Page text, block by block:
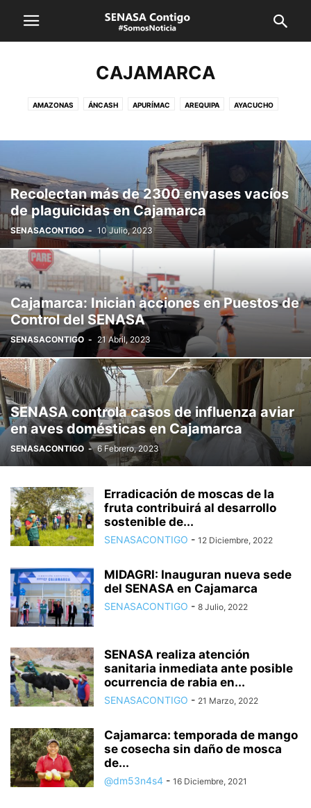
CAJAMARCA
AMAZONAS ÁNCASH APURÍMAC AREQUIPA AYACUCHO
LA LIBERTAD LAMBAYEQUE LIMA CALLAO LORETO
MOQUEGUA PASCO
SAN MARTÍN TACNA TUMBES VRAEM
Recolectan más de 2300 envases vacíos
de plaguicidas en Cajamarca
SENASACONTIGO - 10 Julio, 2023
Cajamarca: Inician acciones en Puestos de
Control del SENASA
SENASACONTIGO - 21 Abril, 2023
SENASA controla casos de influenza aviar
en aves domésticas en Cajamarca
SENASACONTIGO - 6 Febrero, 2023
Erradicación de moscas de la
fruta contribuirá al desarrollo
sostenible de...
SENASACONTIGO - 12 Diciembre, 2022
MIDAGRI: Inauguran nueva sede
del SENASA en Cajamarca
SENASACONTIGO - 8 Julio, 2022
SENASA realiza atención
sanitaria inmediata ante posible
ocurrencia de rabia en...
SENASACONTIGO - 21 Marzo, 2022
Cajamarca: temporada de mango
se cosecha sin daño de mosca
de...
@dm53n4s4 - 16 Diciembre, 2021